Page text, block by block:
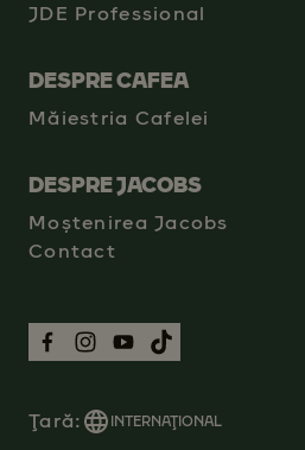
JDE Professional
DESPRE CAFEA
Măiestria Cafelei
DESPRE JACOBS
Moștenirea Jacobs
Contact
Ţară: INTERNAŢIONAL